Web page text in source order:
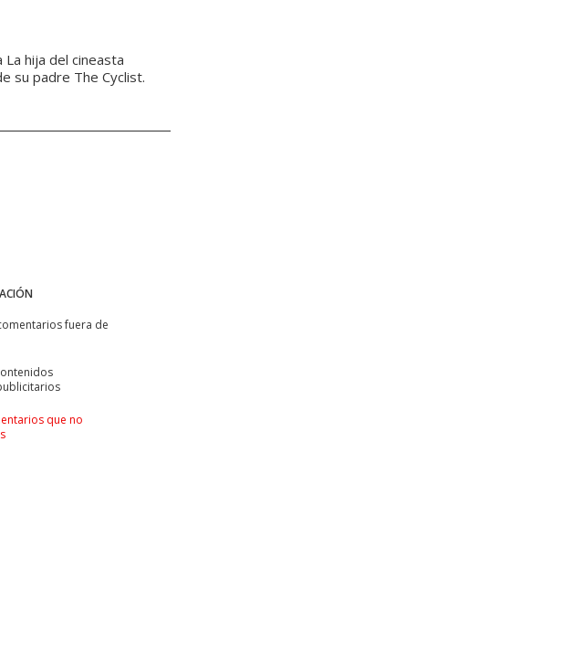
hija del cineasta
su padre The Cyclist.
fuera de
que no